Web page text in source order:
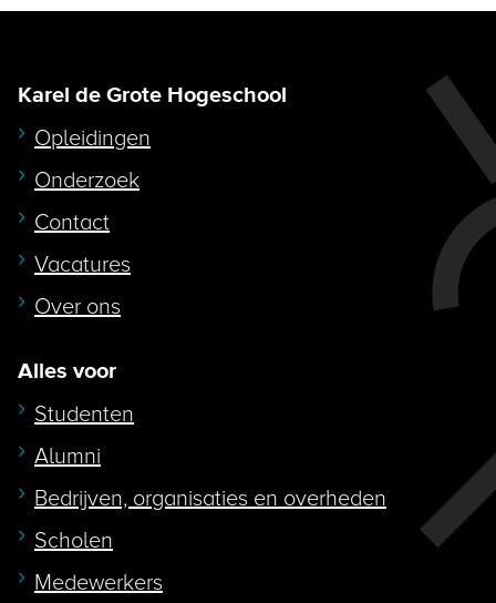
Karel de Grote Hogeschool
Opleidingen
Onderzoek
Contact
Vacatures
Over ons
Alles voor
Studenten
Alumni
Bedrijven, organisaties en overheden
Scholen
Medewerkers